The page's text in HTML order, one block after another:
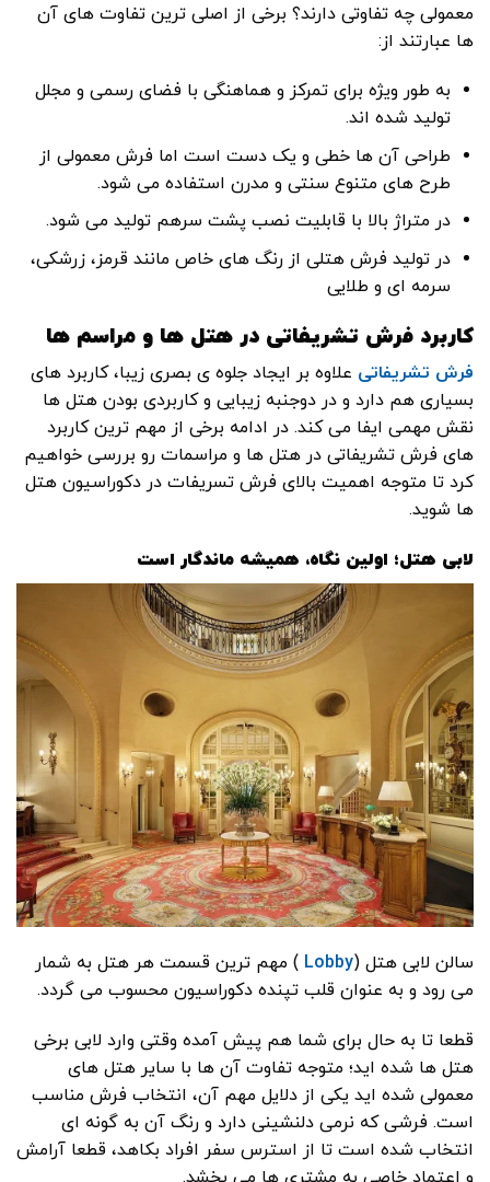
معمولی چه تفاوتی دارند؟ برخی از اصلی ترین تفاوت های آن
ها عبارتند از:
به طور ویژه برای تمرکز و هماهنگی با فضای رسمی و مجلل
تولید شده اند.
طراحی آن ها خطی و یک‌ دست است اما فرش معمولی از
طرح های متنوع سنتی و مدرن استفاده می شود.
در متراژ بالا با قابلیت نصب پشت سرهم تولید می شود.
در تولید فرش هتلی از رنگ‌ های خاص مانند قرمز، زرشکی،
سرمه ‌ای و طلایی
کاربرد فرش تشریفاتی در هتل ‌ها و مراسم ها
فرش تشریفاتی علاوه بر ایجاد جلوه ی بصری زیبا، کاربرد های
بسیاری هم دارد و در دوجنبه زیبایی و کاربردی بودن هتل ها
نقش مهمی ایفا می کند. در ادامه برخی از مهم ترین کاربرد
های فرش تشریفاتی در هتل ها و مراسمات رو بررسی خواهیم
کرد تا متوجه اهمیت بالای فرش تسریفات در دکوراسیون هتل
ها شوید.
لابی هتل؛ اولین نگاه، همیشه ماندگار است
سالن لابی هتل (Lobby
) مهم ترین قسمت هر هتل به شمار
می رود و به عنوان قلب تپنده دکوراسیون محسوب می گردد.
قطعا تا به حال برای شما هم پیش آمده وقتی وارد لابی برخی
هتل ها شده اید؛ متوجه تفاوت آن ها با سایر هتل های
معمولی شده اید یکی از دلایل مهم آن، انتخاب فرش مناسب
است. فرشی که نرمی دلنشینی دارد و رنگ آن به گونه ای
انتخاب شده است تا از استرس سفر افراد بکاهد، قطعا آرامش